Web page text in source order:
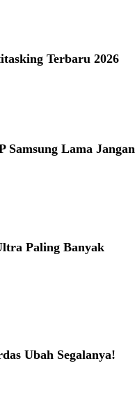
Terbaru 2026
Samsung Lama Jangan
Paling Banyak
Ubah Segalanya!